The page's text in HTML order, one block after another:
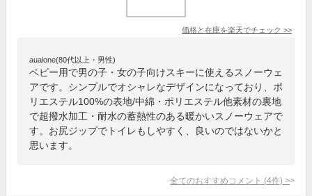
価格と在庫を楽天でチェック >>
aualone(80代以上・男性)
ベビー用で男の子・女の子向けスキーに使えるスノーウェ
アです。シンプルでオシャレなデザインになっており、ポ
リエステル100%の表地/中綿・ポリエステル他素材の裏地
で超撥水加工・耐水の蓄熱性のある暖かいスノーウェアで
す。お尻ジップでトイレもしやすく、良いのではないかと
思います。
全てのおすすめコメント (4件) >